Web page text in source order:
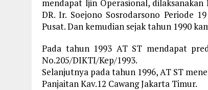
mendapat ljin Operasional,
DR. Ir. Soejono Sosrodarsono Periode
Pusat. Dan kemudian sejak tahun 1990
Pada tahun 1993 AT ST mendapat
No.205/DIKTI/Kep/1993.
Selanjutnya pada tahun 1996, AT ST
Panjaitan Kav.12 Cawang Jakarta Timur.